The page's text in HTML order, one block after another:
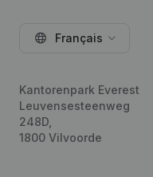
Français
Kantorenpark Everest
Leuvensesteenweg
248D,
1800 Vilvoorde